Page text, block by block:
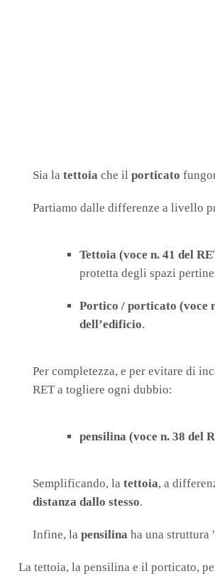
Sia la tettoia che il porticato
Partiamo dalle differenze a livello
Tettoia (voce n. 41 del
protetta degli spazi
Portico / porticato (voce
dell’edificio.
Per completezza, e per evitare di
RET a togliere ogni dubbio:
pensilina (voce n. 38 del
Semplificando, la tettoia, a
distanza dallo stesso.
Infine, la pensilina ha una struttura
La tettoia, la pensilina e il porticato,